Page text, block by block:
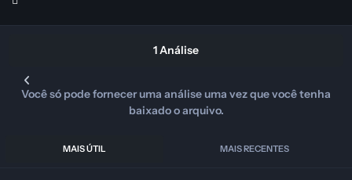
1 Análise
Você só pode fornecer uma análise uma vez que você tenha
baixado o arquivo.
MAIS ÚTIL MAIS RECENTES